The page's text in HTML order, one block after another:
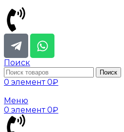
Поиск
Поиск
0 элемент 0₽
Меню
0 элемент 0₽